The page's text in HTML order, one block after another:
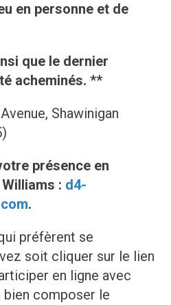
en personne et de
que le dernier
acheminés. **
Shawinigan
présence en
: d4-
.
préfèrent se
soit cliquer sur le lien
en ligne avec
composer le